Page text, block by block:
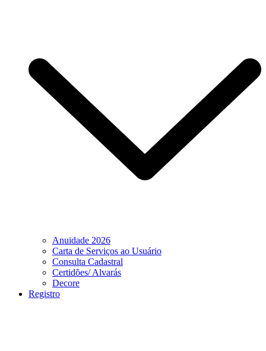
Anuidade 2026
Carta de Serviços ao Usuário
Consulta Cadastral
Certidões/ Alvarás
Decore
Registro